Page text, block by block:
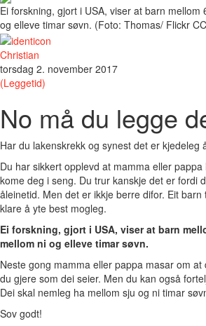
Ei forskning, gjort i USA, viser at barn
og elleve timar søvn. (Foto: Thomas/ Flickr
Christian
torsdag 2. november 2017
(Leggetid)
No må du legge
Har du lakenskrekk og synest det er kjedeleg
Du har sikkert opplevd at mamma eller
kome deg i seng. Du trur kanskje det er fordi
åleinetid. Men det er ikkje berre difor. Eit
klare å yte best mogleg.
Ei forskning, gjort i USA, viser at barn
mellom ni og elleve timar søvn.
Neste gong mamma eller pappa masar om
du gjere som dei seier. Men du kan også
Dei skal nemleg ha mellom sju og ni timar
Sov godt!